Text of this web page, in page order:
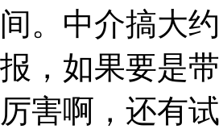
间。中介搞大
报，如果要是
厉害啊，还有